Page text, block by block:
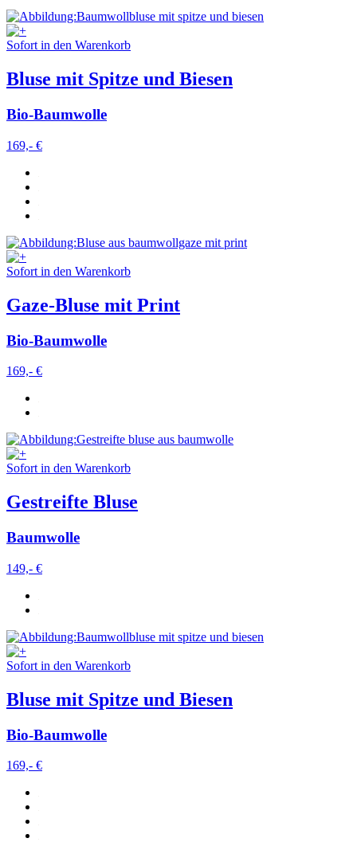
Sofort in den Warenkorb
Bluse mit Spitze und Biesen
Bio-Baumwolle
169,- €
Sofort in den Warenkorb
Gaze-Bluse mit Print
Bio-Baumwolle
169,- €
Sofort in den Warenkorb
Gestreifte Bluse
Baumwolle
149,- €
Sofort in den Warenkorb
Bluse mit Spitze und Biesen
Bio-Baumwolle
169,- €